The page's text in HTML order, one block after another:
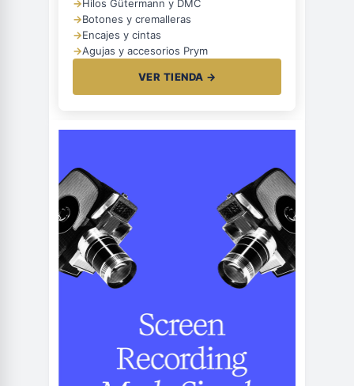
→Hilos Gütermann y DMC
→Botones y cremalleras
→Encajes y cintas
→Agujas y accesorios Prym
VER TIENDA →